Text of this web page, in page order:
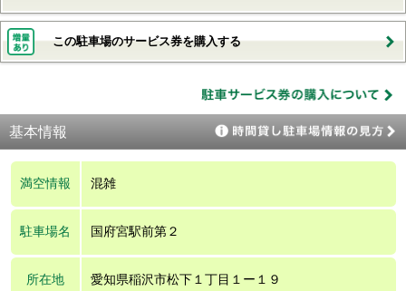
この駐車場のサービス券を購入する
基本情報
満空情報 混雑
駐車場名 国府宮駅前第２
所在地 愛知県稲沢市松下１丁目１ー１９